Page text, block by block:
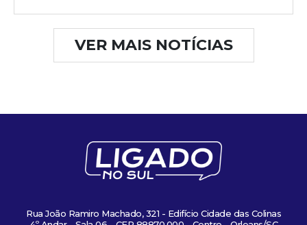
VER MAIS NOTÍCIAS
Rua João Ramiro Machado, 321 - Edifício Cidade das Colinas